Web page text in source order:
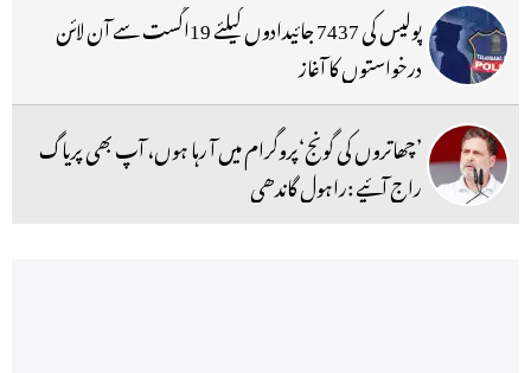
پولیس کی 7437 جائیدادوں کیلئے 19اگست سے آن لائن
درخواستوں کا آغاز
’چھاتروں کی گونج‘پروگرام میں آ رہا ہوں، آپ بھی پریاگ
راج آئیے :راہول گاندھی